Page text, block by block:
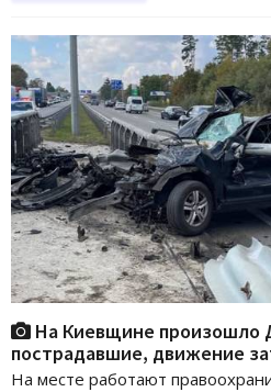
На Киевщине произошло
пострадавшие, движение
На месте работают